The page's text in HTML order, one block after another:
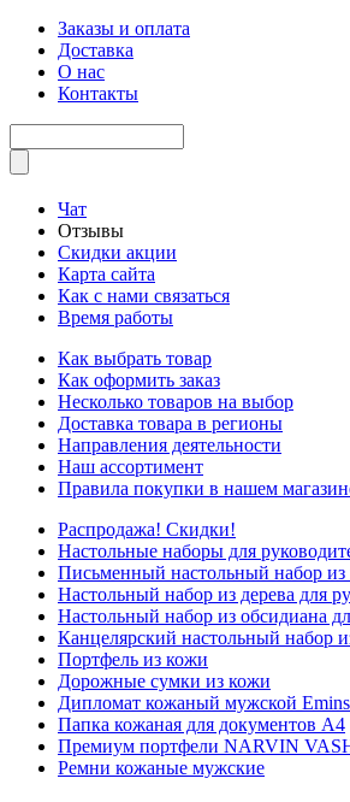
Заказы и оплата
Доставка
О нас
Контакты
Чат
Отзывы
Скидки акции
Карта сайта
Как с нами связаться
Время работы
Как выбрать товар
Как оформить заказ
Несколько товаров на выбор
Доставка товара в регионы
Направления деятельности
Наш ассортимент
Правила покупки в нашем
Распродажа! Скидки!
Настольные наборы для
Письменный настольный набор из
Настольный набор из дерева для
Настольный набор из обсидиана
Канцелярский настольный набор
Портфель из кожи
Дорожные сумки из кожи
Дипломат кожаный мужской
Папка кожаная для документов А4
Премиум портфели NARVIN
Ремни кожаные мужские